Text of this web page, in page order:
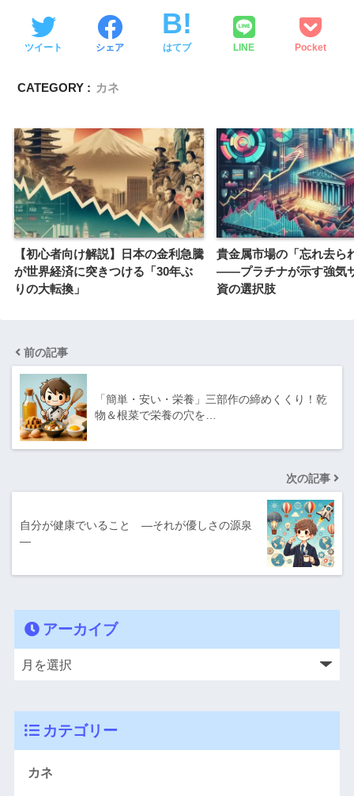
ツイート シェア はてブ LINE Pocket
CATEGORY : カネ
【初心者向け解説】日本の金利急騰
が世界経済に突きつける「30年ぶ
りの大転換」
貴金属市場の「忘れ去ら
——プラチナが示す強気
資の選択肢
前の記事
「簡単・安い・栄養」三部作の締めくくり！乾
物＆根菜で栄養の穴を…
次の記事
自分が健康でいること ―それが優しさの源泉
―
アーカイブ
カテゴリー
カネ